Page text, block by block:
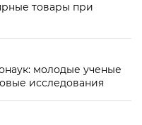
товары при
молодые ученые
исследования